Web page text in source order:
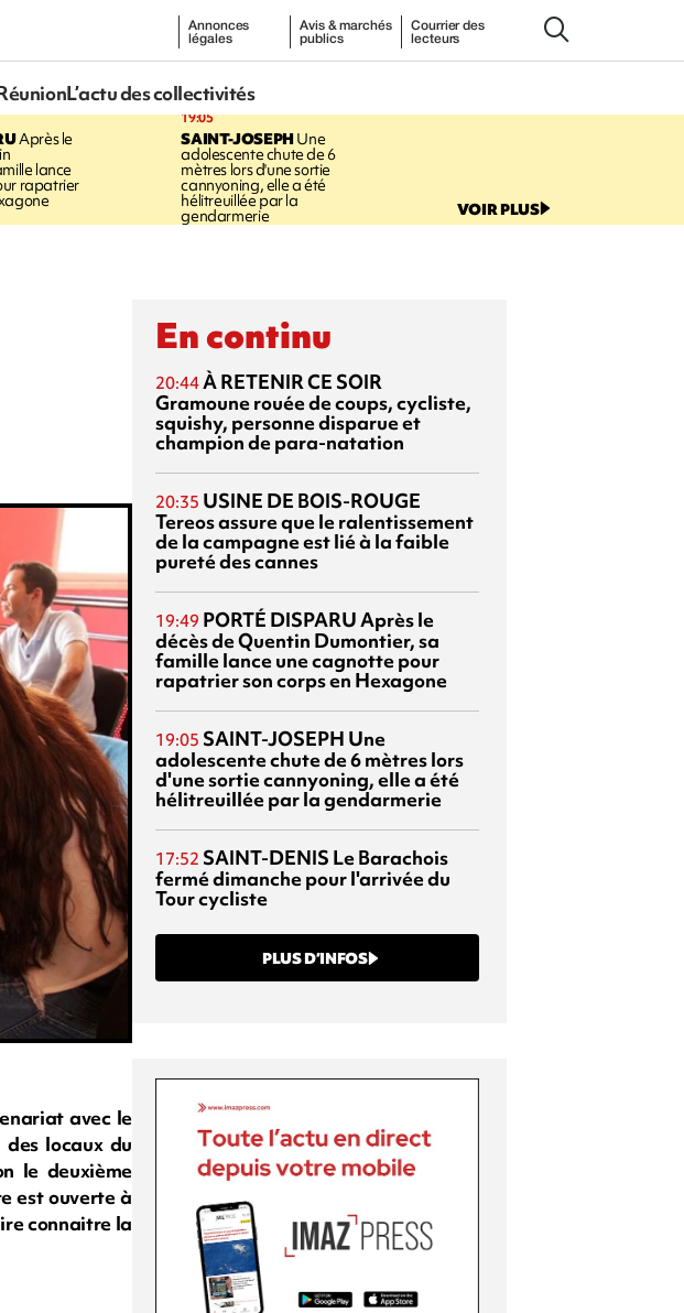
Annonces
légales
Avis & marchés
publics
Courrier des
lecteurs
L’actu des collectivités
Après le
lance
rapatrier
19:05
SAINT-JOSEPHUne
adolescente chute de 6
mètres lors d'une sortie
cannyoning, elle a été
hélitreuillée par la
gendarmerie VOIR PLUS
avec le
locaux du
le deuxième
est ouverte à
connaitre la
En continu
20:44À RETENIR CE SOIR
Gramoune rouée de coups, cycliste,
squishy, personne disparue et
champion de para-natation
20:35 USINE DE BOIS-ROUGE
Tereos assure que le ralentissement
de la campagne est lié à la faible
pureté des cannes
19:49 PORTÉ DISPARUAprès le
décès de Quentin Dumontier, sa
famille lance une cagnotte pour
rapatrier son corps en Hexagone
19:05 SAINT-JOSEPH Une
adolescente chute de 6 mètres lors
d'une sortie cannyoning, elle a été
hélitreuillée par la gendarmerie
17:52 SAINT-DENIS Le Barachois
fermé dimanche pour l'arrivée du
Tour cycliste
PLUS D’INFOS